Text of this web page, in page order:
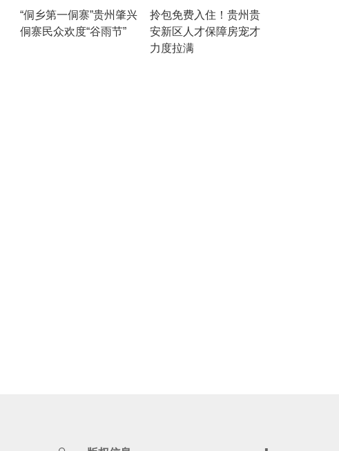
“侗乡第一侗寨”贵州肇兴
侗寨民众欢度“谷雨节”
拎包免费入住！贵州贵
安新区人才保障房宠才
力度拉满